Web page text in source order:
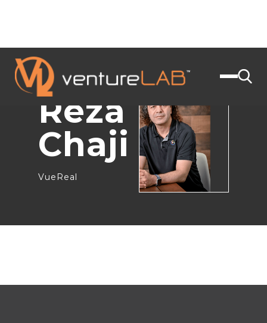
JOIGNEZ-VOUS À NOUS
< BACK
Reza
Chaji
VueReal